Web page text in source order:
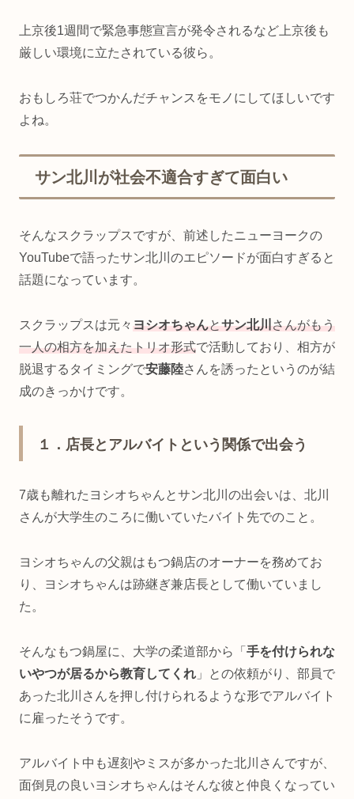
上京後1週間で緊急事態宣言が発令されるなど上京後も
厳しい環境に立たされている彼ら。
おもしろ荘でつかんだチャンスをモノにしてほしいです
よね。
サン北川が社会不適合すぎて面白い
そんなスクラップスですが、前述したニューヨークの
YouTubeで語ったサン北川のエピソードが面白すぎると
話題になっています。
スクラップスは元々ヨシオちゃんとサン北川さんがもう
一人の相方を加えたトリオ形式で活動しており、相方が
脱退するタイミングで安藤陸さんを誘ったというのが結
成のきっかけです。
１．店長とアルバイトという関係で出会う
7歳も離れたヨシオちゃんとサン北川の出会いは、北川
さんが大学生のころに働いていたバイト先でのこと。
ヨシオちゃんの父親はもつ鍋店のオーナーを務めてお
り、ヨシオちゃんは跡継ぎ兼店長として働いていまし
た。
そんなもつ鍋屋に、大学の柔道部から「 手を付けられな
いやつが居るから教育してくれ 」との依頼がり、部員で
あった北川さんを押し付けられるような形でアルバイト
に雇ったそうです。
アルバイト中も遅刻やミスが多かった北川さんですが、
面倒見の良いヨシオちゃんはそんな彼と仲良くなってい